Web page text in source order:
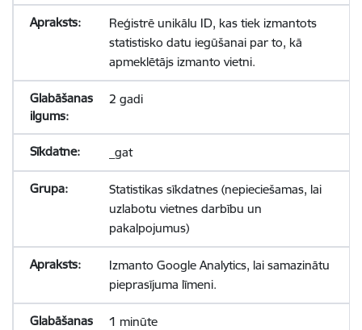
Reģistrē unikālu ID, kas tiek izmantots
statistisko datu iegūšanai par to, kā
apmeklētājs izmanto vietni.
2 gadi
_gat
Statistikas sīkdatnes (nepieciešamas, lai
uzlabotu vietnes darbību un
pakalpojumus)
Izmanto Google Analytics, lai samazinātu
pieprasījuma līmeni.
1 minūte